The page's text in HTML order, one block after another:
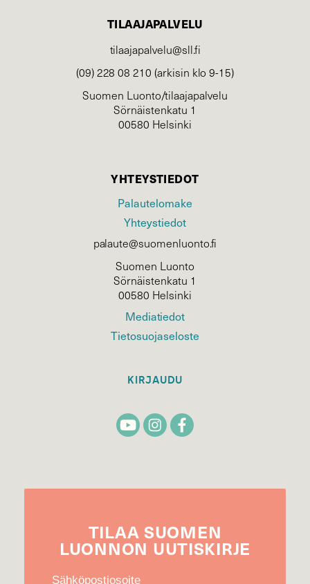
TILAAJAPALVELU
tilaajapalvelu@sll.fi
(09) 228 08 210 (arkisin klo 9-15)
Suomen Luonto/tilaajapalvelu
Sörnäistenkatu 1
00580 Helsinki
YHTEYSTIEDOT
Palautelomake
Yhteystiedot
palaute@suomenluonto.fi
Suomen Luonto
Sörnäistenkatu 1
00580 Helsinki
Mediatiedot
Tietosuojaseloste
KIRJAUDU
TILAA SUOMEN
LUONNON UUTIS­KIRJE
Sähköpostiosoite